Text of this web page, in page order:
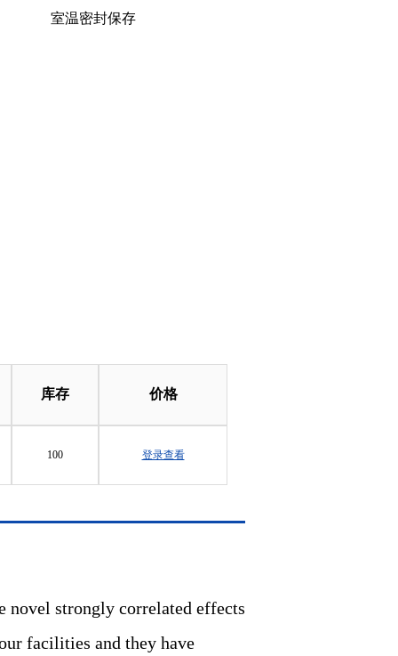
室温密封保存
库存 价格
100 登录查看
novel strongly correlated effects
facilities and they have